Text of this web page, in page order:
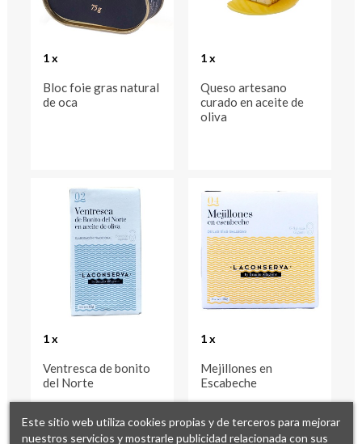
1 x
Bloc foie gras natural
de oca
1 x
Queso artesano
curado en aceite de
oliva
1 x
Ventresca de bonito
del Norte
1 x
Mejillones en
Escabeche
Este sitio web utiliza cookies propias y de terceros para mejorar
nuestros servicios y mostrarle publicidad relacionada con sus